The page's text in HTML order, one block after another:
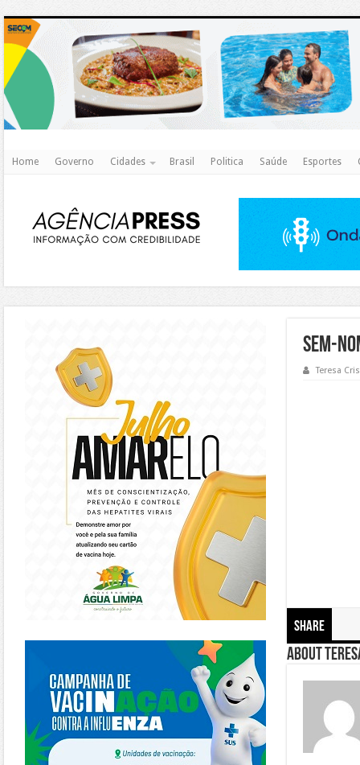
Home Governo Cidades Brasil Politica Saúde Esportes
Sem-
Teresa
Share
About
https://piracanjuba.go.gov.br/